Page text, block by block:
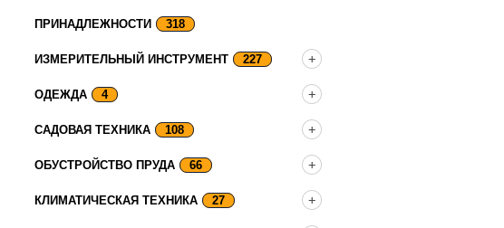
ПРИНАДЛЕЖНОСТИ 318
ИЗМЕРИТЕЛЬНЫЙ ИНСТРУМЕНТ 227
ОДЕЖДА 4
САДОВАЯ ТЕХНИКА 108
ОБУСТРОЙСТВО ПРУДА 66
КЛИМАТИЧЕСКАЯ ТЕХНИКА 27